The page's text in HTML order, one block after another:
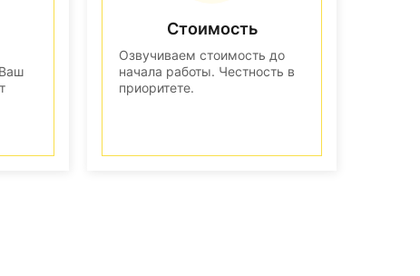
Стоимость
Озвучиваем стоимость до
начала работы. Честность в
приоритете.